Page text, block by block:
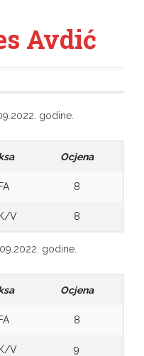
Avdić
godine.
Ocjena
8
V 8
godine.
Ocjena
8
V 9